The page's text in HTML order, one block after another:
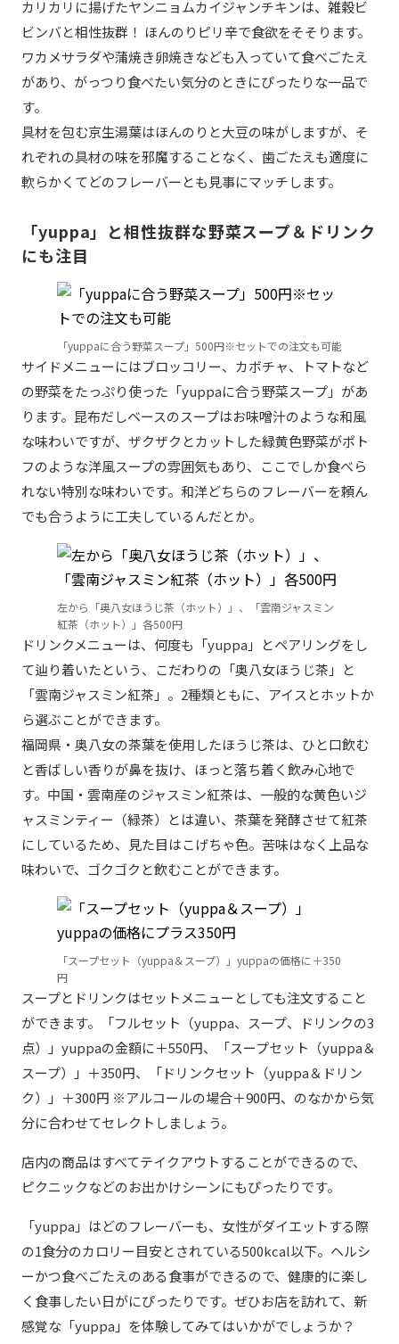
カリカリに揚げたヤンニョムカイジャンチキンは、雑穀ビ
ビンバと相性抜群！ ほんのりピリ辛で食欲をそそります。
ワカメサラダや蒲焼き卵焼きなども入っていて食べごたえ
があり、がっつり食べたい気分のときにぴったりな一品で
す。
具材を包む京生湯葉はほんのりと大豆の味がしますが、そ
れぞれの具材の味を邪魔することなく、歯ごたえも適度に
軟らかくてどのフレーバーとも見事にマッチします。
「yuppa」と相性抜群な野菜スープ＆ドリンク
にも注目
「yuppaに合う野菜スープ」500円※セットでの注文も可能
サイドメニューにはブロッコリー、カボチャ、トマトなど
の野菜をたっぷり使った「yuppaに合う野菜スープ」があ
ります。昆布だしベースのスープはお味噌汁のような和風
な味わいですが、ザクザクとカットした緑黄色野菜がポト
フのような洋風スープの雰囲気もあり、ここでしか食べら
れない特別な味わいです。和洋どちらのフレーバーを頼ん
でも合うように工夫しているんだとか。
左から「奥八女ほうじ茶（ホット）」、「雲南ジャスミン
紅茶（ホット）」各500円
ドリンクメニューは、何度も「yuppa」とペアリングをし
て辿り着いたという、こだわりの「奥八女ほうじ茶」と
「雲南ジャスミン紅茶」。2種類ともに、アイスとホットか
ら選ぶことができます。
福岡県・奥八女の茶葉を使用したほうじ茶は、ひと口飲む
と香ばしい香りが鼻を抜け、ほっと落ち着く飲み心地で
す。中国・雲南産のジャスミン紅茶は、一般的な黄色いジ
ャスミンティー（緑茶）とは違い、茶葉を発酵させて紅茶
にしているため、見た目はこげちゃ色。苦味はなく上品な
味わいで、ゴクゴクと飲むことができます。
「スープセット（yuppa＆スープ）」yuppaの価格に＋350
円
スープとドリンクはセットメニューとしても注文すること
ができます。「フルセット（yuppa、スープ、ドリンクの3
点）」yuppaの金額に＋550円、「スープセット（yuppa＆
スープ）」＋350円、「ドリンクセット（yuppa＆ドリン
ク）」＋300円 ※アルコールの場合＋900円、のなかから気
分に合わせてセレクトしましょう。
店内の商品はすべてテイクアウトすることができるので、
ピクニックなどのお出かけシーンにもぴったりです。
「yuppa」はどのフレーバーも、女性がダイエットする際
の1食分のカロリー目安とされている500kcal以下。ヘルシ
ーかつ食べごたえのある食事ができるので、健康的に楽し
く食事したい日がにぴったりです。ぜひお店を訪れて、新
感覚な「yuppa」を体験してみてはいかがでしょうか？